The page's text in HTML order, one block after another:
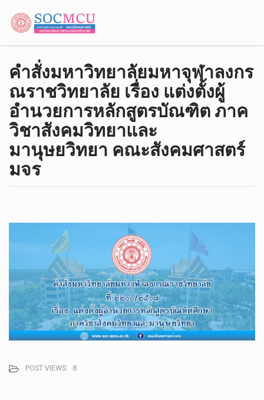
คำสั่งมหาวิทยาลัยมหาจุฬาลงกร
ณราชวิทยาลัย เรื่อง แต่งตั้งผู้
อำนวยการหลักสูตรบัณฑิต ภาค
วิชาสังคมวิทยาและ
มานุษยวิทยา คณะสังคมศาสตร์
มจร
POST VIEWS: 8